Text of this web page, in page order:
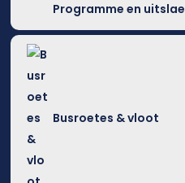
Programme en uitslae
Busroetes & vloot